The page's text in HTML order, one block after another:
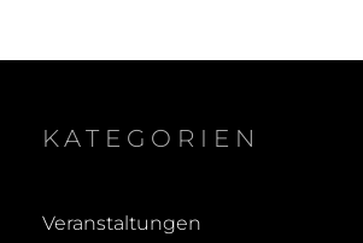
KATEGORIEN
Veranstaltungen